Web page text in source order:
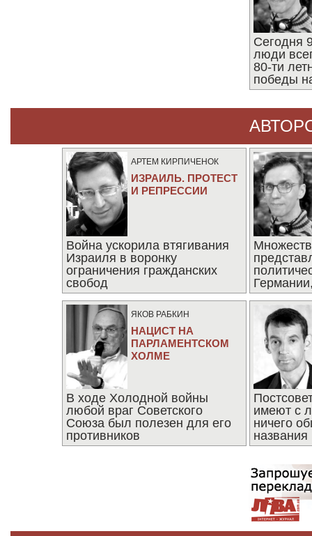
Сегодня
люди
80-ти
победы
АРТЕМ КИРПИЧЕНОК
ИЗРАИЛЬ. ПРОТЕСТ
И РЕПРЕССИИ
Война ускорила втягивания
Израиля в воронку
ограничения гражданских
свобод
ЯКОВ РАБКИН
НАЦИСТ НА
ПАРЛАМЕНТСКОМ
ХОЛМЕ
В ходе Холодной войны
любой враг Советского
Союза был полезен для его
противников
имеют с
ничего
названия